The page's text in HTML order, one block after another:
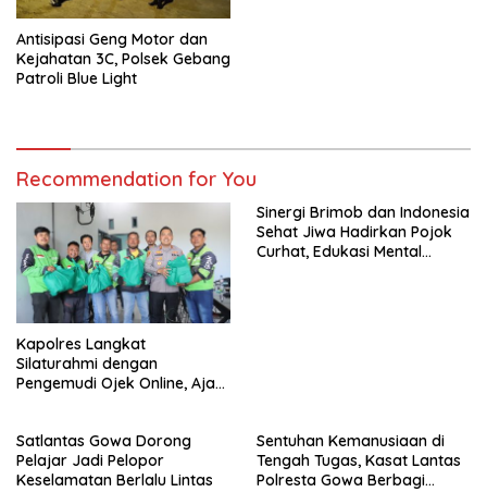
Antisipasi Geng Motor dan
Kejahatan 3C, Polsek Gebang
Patroli Blue Light
Recommendation for You
Kapolres Langkat
Silaturahmi dengan
Pengemudi Ojek Online, Ajak
Sinergi Brimob dan Indonesia
Sehat Jiwa Hadirkan Pojok
Curhat, Edukasi Mental
Satlantas Gowa Dorong
Pelajar Jadi Pelopor
Keselamatan Berlalu Lintas
Sentuhan Kemanusiaan di
Tengah Tugas, Kasat Lantas
Polresta Gowa Berbagi